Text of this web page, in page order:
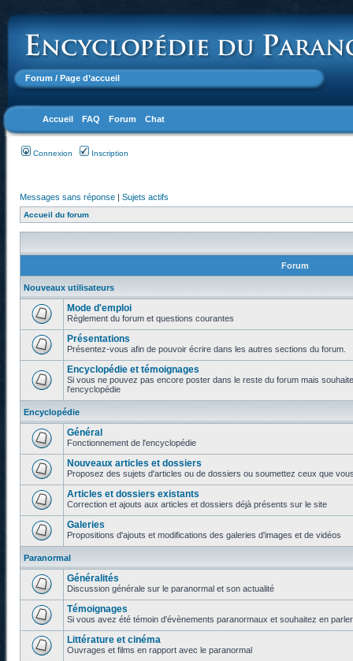
Forum / Page d’accueil
Accueil FAQ Forum Chat
Connexion Inscription
Messages sans réponse | Sujets actifs
Accueil du forum
Forum
Nouveaux utilisateurs
Mode d'emploi
Règlement du forum et questions courantes
Présentations
Présentez-vous afin de pouvoir écrire dans les autres sections du forum.
Encyclopédie et témoignages
Si vous ne pouvez pas encore poster dans le reste du forum mais
l'encyclopédie
Encyclopédie
Général
Fonctionnement de l'encyclopédie
Nouveaux articles et dossiers
Proposez des sujets d'articles ou de dossiers ou soumettez ceux que
Articles et dossiers existants
Correction et ajouts aux articles et dossiers déjà présents sur le site
Galeries
Propositions d'ajouts et modifications des galeries d'images et de vidéos
Paranormal
Généralités
Discussion générale sur le paranormal et son actualité
Témoignages
Si vous avez été témoin d'évènements paranormaux et souhaitez en
Littérature et cinéma
Ouvrages et films en rapport avec le paranormal